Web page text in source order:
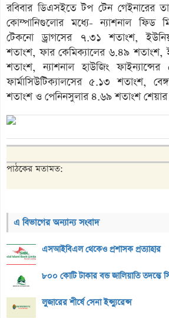
রবিবার ডিএসইতে টপ টেন গেইনারের
কোম্পানিগুলোর মধ্যে- ন্যাশনাল ফিড
টেকনো ড্রাগসের ৭.৩১ শতাংশ,
শতাংশ, ফার কেমিক্যালের ৬.৪৯ শতাংশ,
শতাংশ, ন্যাশনাল হাউজিং
ফার্মাসিউটিক্যালসের ৫.১৩ শতাংশ,
শতাংশ ও পেনিনসুলার ৪.৬৯ শতাংশ শেয়ার
পাঠকের মতামত:
এ বিভাগের অন্যান্য সংবাদ
এসআইবিএল থেকেও প্রশাসক প্রত্যাহার
৮০০ কোটি টাকার বন্ড জালিয়াতি তদন্তে
লুজারের শীর্ষে সেনা ইন্স্যুরেন্স